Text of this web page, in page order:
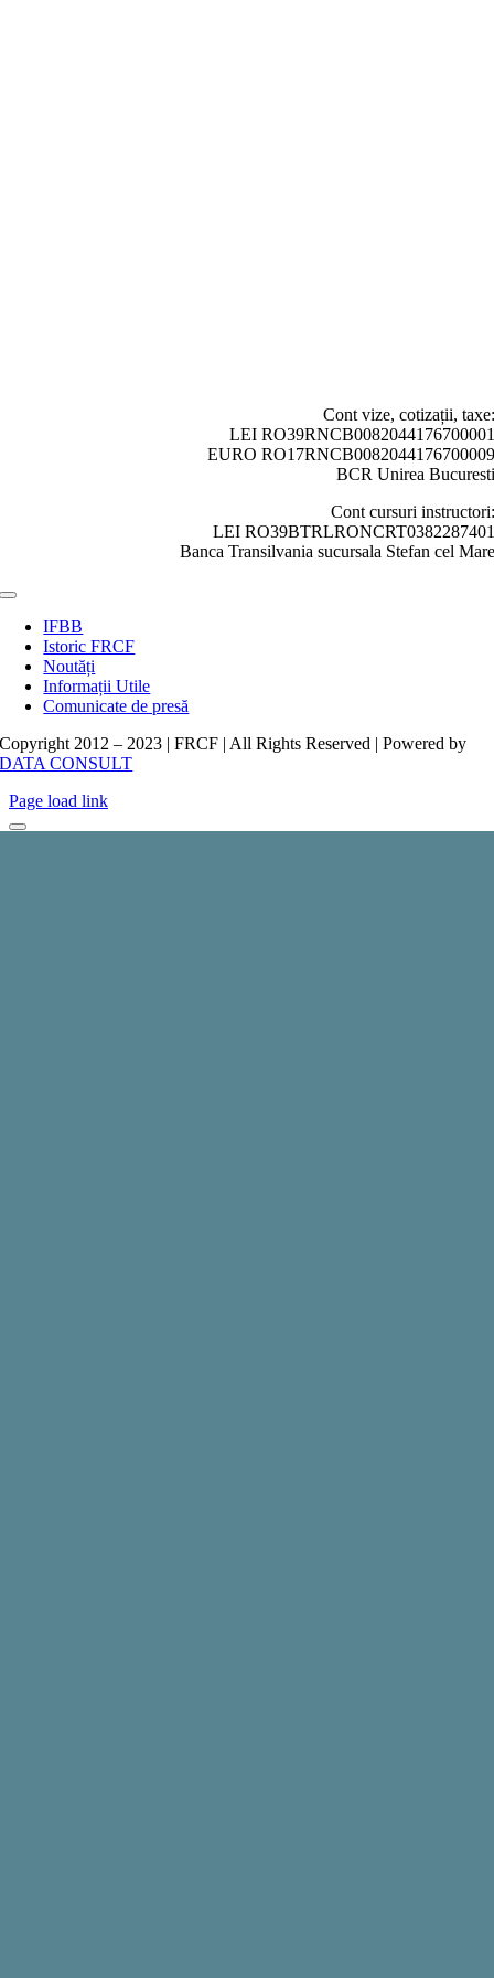
Cont vize, cotizații, taxe:
LEI RO39RNCB0082044176700001
EURO RO17RNCB0082044176700009
BCR Unirea Bucuresti
Cont cursuri instructori:
LEI RO39BTRLRONCRT0382287401
Banca Transilvania sucursala Stefan cel Mare
Toggle
Navigation
IFBB
Istoric FRCF
Noutăți
Informații Utile
Comunicate de presă
Copyright 2012 – 2023 | FRCF | All Rights Reserved | Powered by
DATA CONSULT
Page load link